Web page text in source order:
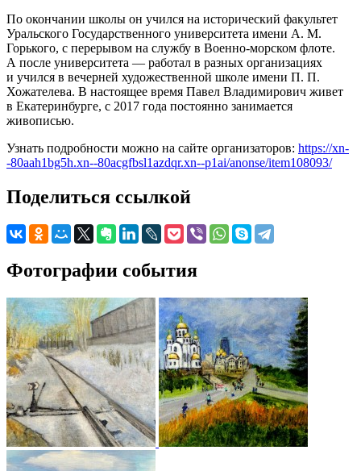
По окончании школы он учился на исторический факультет
Уральского Государственного университета имени А. М.
Горького, с перерывом на службу в Военно-морском флоте.
А после университета — работал в разных организациях
и учился в вечерней художественной школе имени П. П.
Хожателева. В настоящее время Павел Владимирович живет
в Екатеринбурге, с 2017 года постоянно занимается
живописью.
Узнать подробности можно на сайте организаторов: https://xn-
-80aah1bg5h.xn--80acgfbsl1azdqr.xn--p1ai/anonse/item108093/
Поделиться ссылкой
Фотографии события